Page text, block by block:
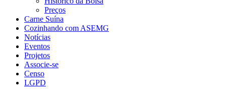
Preços
Carne Suína
Cozinhando com ASEMG
Notícias
Eventos
Projetos
Associe-se
Censo
LGPD